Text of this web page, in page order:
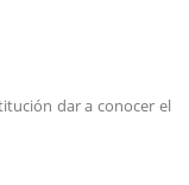
dar a conocer el